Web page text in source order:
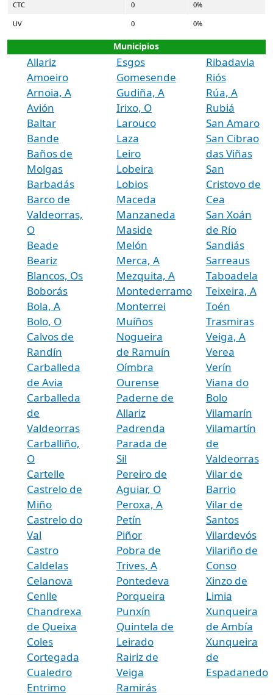
CTC 0 0%
UV 0 0%
Municipios
Allariz
Amoeiro
Arnoia, A
Avión
Baltar
Bande
Baños de
Molgas
Barbadás
Barco de
Valdeorras,
O
Beade
Beariz
Blancos, Os
Boborás
Bola, A
Bolo, O
Calvos de
Randín
Carballeda
de Avia
Carballeda
de
Valdeorras
Carballiño,
O
Cartelle
Castrelo de
Miño
Castrelo do
Val
Castro
Caldelas
Celanova
Cenlle
Chandrexa
de Queixa
Coles
Cortegada
Cualedro
Entrimo
Esgos
Gomesende
Gudiña, A
Irixo, O
Larouco
Laza
Leiro
Lobeira
Lobios
Maceda
Manzaneda
Maside
Melón
Merca, A
Mezquita, A
Montederramo
Monterrei
Muíños
Nogueira
de Ramuín
Oímbra
Ourense
Paderne de
Allariz
Padrenda
Parada de
Sil
Pereiro de
Aguiar, O
Peroxa, A
Petín
Piñor
Pobra de
Trives, A
Pontedeva
Porqueira
Punxín
Quintela de
Leirado
Rairiz de
Veiga
Ramirás
Ribadavia
Riós
Rúa, A
Rubiá
San Amaro
San Cibrao
das Viñas
San
Cristovo de
Cea
San Xoán
de Río
Sandiás
Sarreaus
Taboadela
Teixeira, A
Toén
Trasmiras
Veiga, A
Verea
Verín
Viana do
Bolo
Vilamarín
Vilamartín
de
Valdeorras
Vilar de
Barrio
Vilar de
Santos
Vilardevós
Vilariño de
Conso
Xinzo de
Limia
Xunqueira
de Ambía
Xunqueira
de
Espadanedo